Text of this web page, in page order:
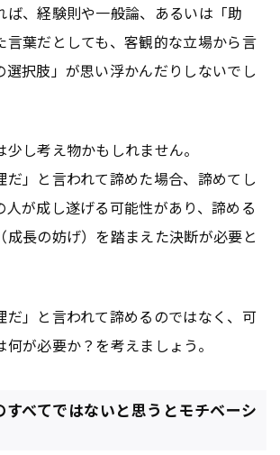
ば、経験則や一般論、あるいは「助
言葉だとしても、客観的な立場から言
選択肢」が思い浮かんだりしないでし
し考え物かもしれません。
だ」と言われて諦めた場合、諦めてし
人が成し遂げる可能性があり、諦める
成長の妨げ）を踏まえた決断が必要と
だ」と言われて諦めるのではなく、可
が必要か？を考えましょう。
べてではないと思うとモチベーシ